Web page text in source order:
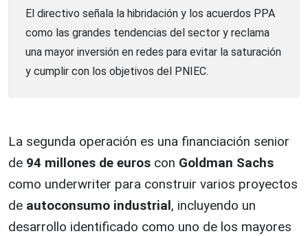
El directivo señala la hibridación y los acuerdos PPA
como las grandes tendencias del sector y reclama
una mayor inversión en redes para evitar la saturación
y cumplir con los objetivos del PNIEC.
La segunda operación es una financiación senior
de 94 millones de euros con Goldman Sachs
como underwriter para construir varios proyectos
de autoconsumo industrial, incluyendo un
desarrollo identificado como uno de los mayores